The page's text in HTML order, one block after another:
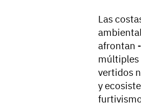
Las
afrontan
múltiples
vertidos
y